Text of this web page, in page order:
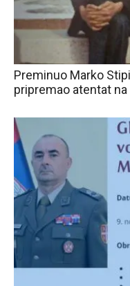
Preminuo Marko
pripremao atentat na